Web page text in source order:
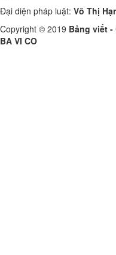
Đại diện pháp luật: Võ Thị
Copyright © 2019 Bảng viết -
BA VI CO